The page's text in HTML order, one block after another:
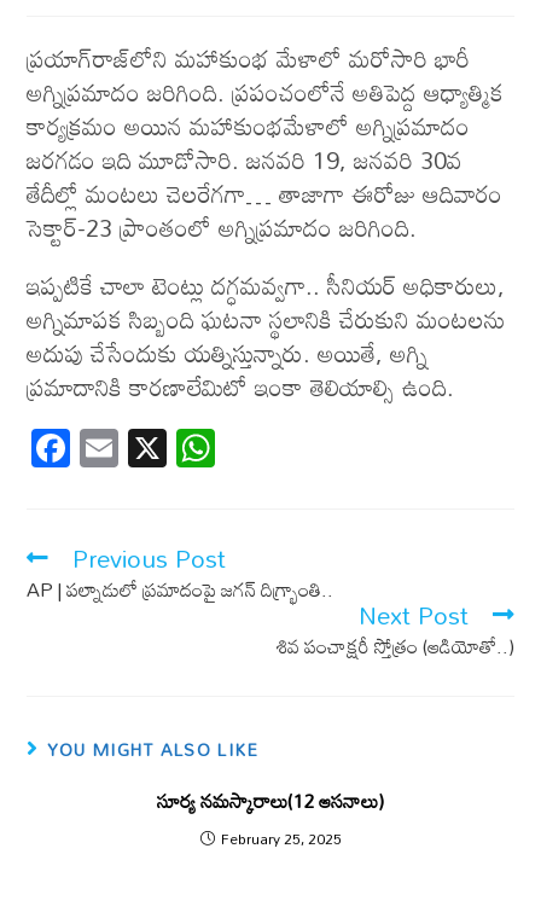
ప్రయాగ్‌రాజ్‌లోని మహాకుంభ మేళాలో మ‌రోసారి భారీ
అగ్నిప్రమాదం జరిగింది. ప్రపంచంలోనే అతిపెద్ద ఆధ్యాత్మిక
కార్యక్రమం అయిన మహాకుంభమేళాలో అగ్నిప్రమాదం
జరగడం ఇది మూడోసారి. జనవరి 19, జనవరి 30వ
తేదీల్లో మంటలు చెలరేగగా… తాజాగా ఈరోజు ఆదివారం
సెక్టార్-23 ప్రాంతంలో అగ్నిప్రమాదం జరిగింది.
ఇప్పటికే చాలా టెంట్లు దగ్ధమవ్వ‌గా.. సీనియర్ అధికారులు,
అగ్నిమాపక సిబ్బంది ఘటనా స్థలానికి చేరుకుని మంటలను
అదుపు చేసేందుకు యత్నిస్తున్నారు. అయితే, అగ్ని
ప్రమాదానికి కారణాలేమిటో ఇంకా తెలియాల్సి ఉంది.
F
ac
b
o
E
m
X
s
A
Previous Post
AP | పల్నాడులో ప్రమాదంపై జగన్ దిగ్భ్రాంతి..
Next Post
శివ పంచాక్షరీ స్తోత్రం (ఆడియోతో..)
YOU MIGHT ALSO LIKE
సూర్య నమస్కారాలు(12 ఆసనాలు)
February 25, 2025